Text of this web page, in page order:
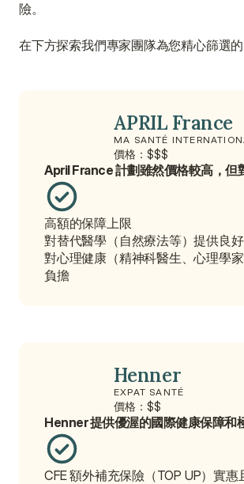
險。
在下方探索我們專家團隊為您精心篩選
APRIL France
MA SANTÉ
價格：$$$
April France 計劃雖然價格較高，但
高額的保障上限
對替代醫學（自然療法等）提供良
對心理健康（精神科醫生、心理學
負擔
Henner
EXPAT SANTÉ
價格：$$
Henner 提供優渥的國際健康保障和
CFE 額外補充保險（TOP UP）實